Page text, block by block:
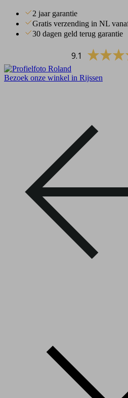
2 jaar garantie
Gratis verzending in NL
30 dagen geld terug garantie
9.1
Bezoek onze winkel in Rijssen